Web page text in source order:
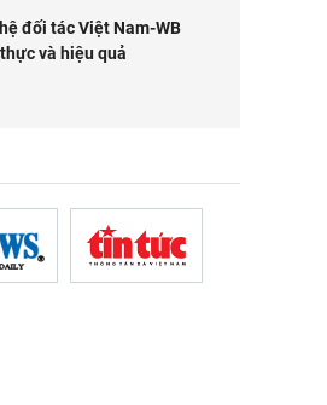
đối tác Việt Nam-WB
và hiệu quả